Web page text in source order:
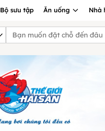
Bộ sưu tập Ăn uống Nhà